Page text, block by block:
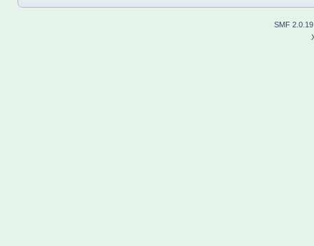
SMF 2.0.19